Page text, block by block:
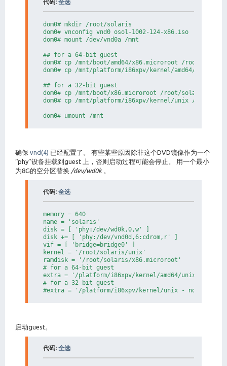
代码: 全选
dom0# mkdir /root/solaris
dom0# vnconfig vnd0 osol-1002-124-x86.iso
dom0# mount /dev/vnd0a /mnt
## for a 64-bit guest
dom0# cp /mnt/boot/amd64/x86.microroot /root/solaris
dom0# cp /mnt/platform/i86xpv/kernel/amd64/unix /
## for a 32-bit guest
dom0# cp /mnt/boot/x86.microroot /root/solaris
dom0# cp /mnt/platform/i86xpv/kernel/unix /root/
dom0# umount /mnt
确保 vnd(4) 已经配置了。 有些某些原因除非这个DVD镜像作为一个
“phy”设备挂载到guest 上，否则启动过程可能会停止。 用一个最小
为8G的空分区替换 /dev/wd0k。
代码: 全选
memory = 640
name = 'solaris'
disk = [ 'phy:/dev/wd0k,0,w' ]
disk += [ 'phy:/dev/vnd0d,6:cdrom,r' ]
vif = [ 'bridge=bridge0' ]
kernel = '/root/solaris/unix'
ramdisk = '/root/solaris/x86.microroot'
# for a 64-bit guest
extra = '/platform/i86xpv/kernel/amd64/unix - nowin
# for a 32-bit guest
#extra = '/platform/i86xpv/kernel/unix - nowin -B
启动guest。
代码: 全选